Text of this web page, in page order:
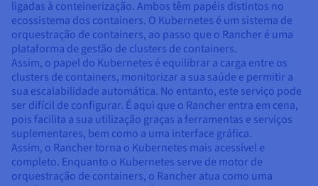
ligadas à conteinerização. Ambos têm papéis distintos no
ecossistema dos containers. O Kubernetes é um sistema de
orquestração de containers, ao passo que o Rancher é uma
plataforma de gestão de clusters de containers.
Assim, o papel do Kubernetes é equilibrar a carga entre os
clusters de containers, monitorizar a sua saúde e permitir a
sua escalabilidade automática. No entanto, este serviço pode
ser difícil de configurar. É aqui que o Rancher entra em cena,
pois facilita a sua utilização graças a ferramentas e serviços
suplementares, bem como a uma interface gráfica.
Assim, o Rancher torna o Kubernetes mais acessível e
completo. Enquanto o Kubernetes serve de motor de
orquestração de containers, o Rancher atua como uma